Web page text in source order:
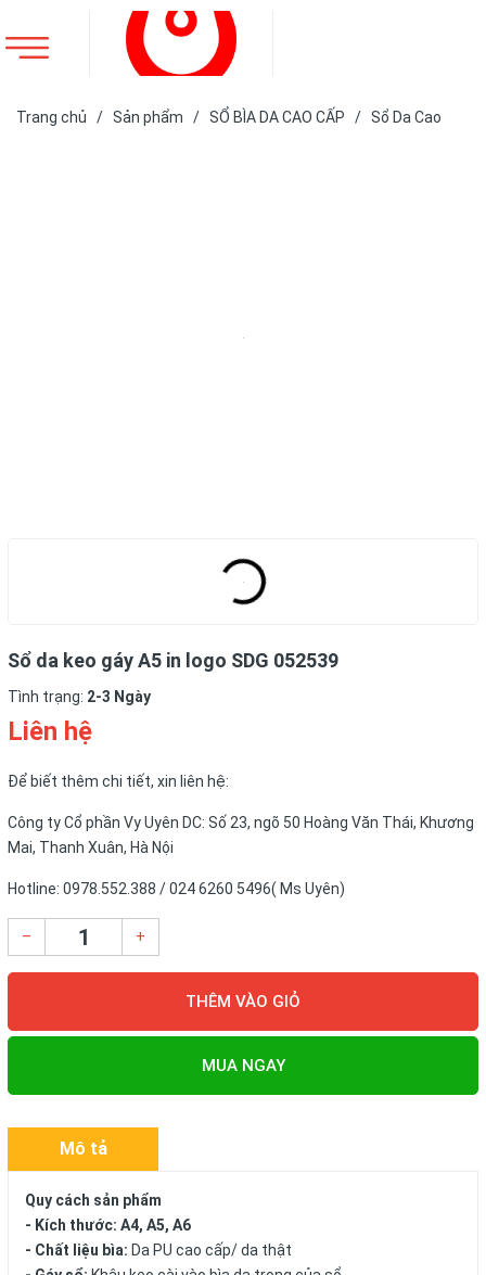
Trang chủ / Sản phẩm / SỔ BÌA DA CAO CẤP / Sổ Da Cao
Sổ da keo gáy A5 in logo SDG 052539
Tình trạng: 2-3 Ngày
Liên hệ
Để biết thêm chi tiết, xin liên hệ:
Công ty Cổ phần Vy Uyên DC: Số 23, ngõ 50 Hoàng Văn Thái, Khương
Mai, Thanh Xuân, Hà Nội
Hotline: 0978.552.388 / 024 6260 5496( Ms Uyên)
– +
THÊM VÀO GIỎ
MUA NGAY
Mô tả
Quy cách sản phẩm
- Kích thước: A4, A5, A6
- Chất liệu bìa: Da PU cao cấp/ da thật